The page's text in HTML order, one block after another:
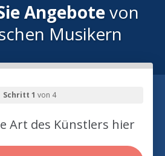
Angebotevon
Musikern
Schritt 1 von 4
Art des Künstlers hier